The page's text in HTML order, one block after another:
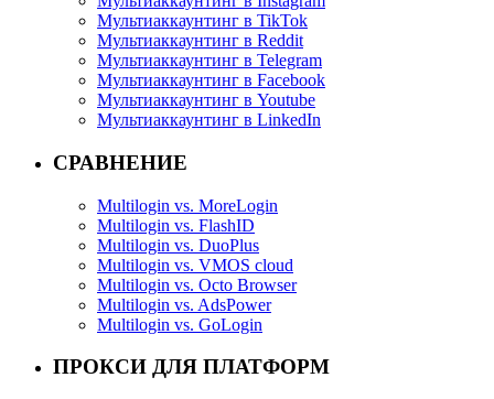
Мультиаккаунтинг в TikTok
Мультиаккаунтинг в Reddit
Мультиаккаунтинг в Telegram
Мультиаккаунтинг в Facebook
Мультиаккаунтинг в Youtube
Мультиаккаунтинг в LinkedIn
СРАВНЕНИЕ
Multilogin vs. MoreLogin
Multilogin vs. FlashID
Multilogin vs. DuoPlus
Multilogin vs. VMOS cloud
Multilogin vs. Octo Browser
Multilogin vs. AdsPower
Multilogin vs. GoLogin
ПРОКСИ ДЛЯ ПЛАТФОРМ